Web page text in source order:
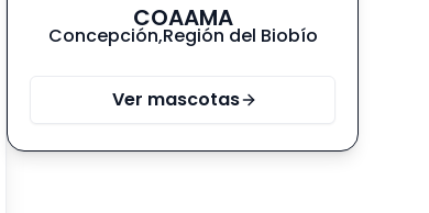
COAAMA
Concepción,Región del Biobío
Ver mascotas